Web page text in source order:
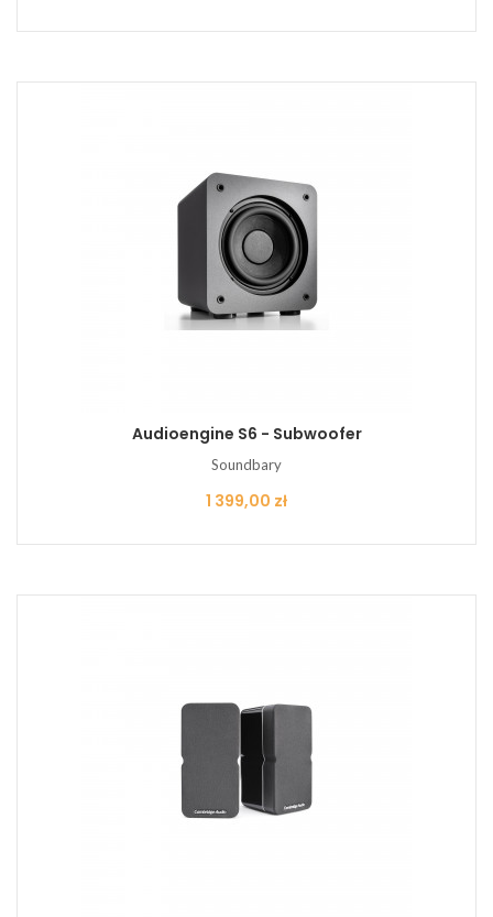
Audioengine S6 - Subwoofer
Soundbary
Cena
1 399,00 zł